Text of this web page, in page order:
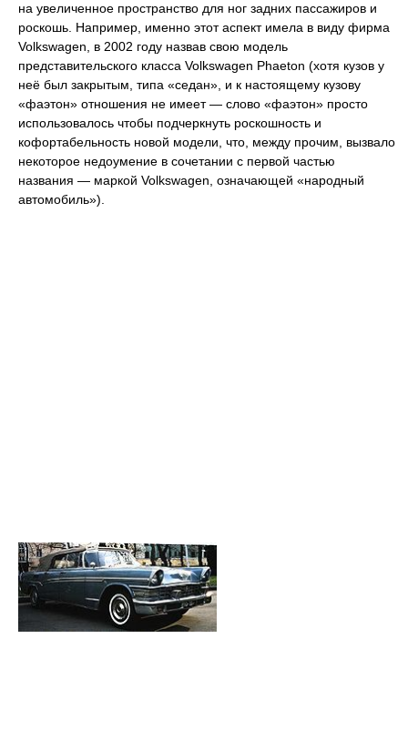
на увеличенное пространство для ног задних пассажиров и
роскошь. Например, именно этот аспект имела в виду фирма
Volkswagen, в 2002 году назвав свою модель
представительского класса Volkswagen Phaeton (хотя кузов у
неё был закрытым, типа «седан», и к настоящему кузову
«фаэтон» отношения не имеет — слово «фаэтон» просто
использовалось чтобы подчеркнуть роскошность и
кофортабельность новой модели, что, между прочим, вызвало
некоторое недоумение в сочетании с первой частью
названия — маркой Volkswagen, означающей «народный
автомобиль»).